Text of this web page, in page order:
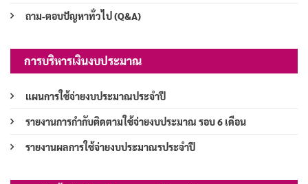
ถาม-ตอบปัญหาทั่วไป (Q&A)
การบริหารเงินงบประมาณ
แผนการใช้จ่ายงบประมาณประจำปี
รายงานการกำกับติดตามใช้จ่ายงบประมาณ รอบ 6 เดือน
รายงานผลการใช้จ่ายงบประมาณรประจำปี